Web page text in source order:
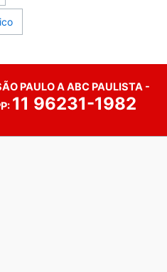
PAULO A ABC PAULISTA -
11 96231-1982